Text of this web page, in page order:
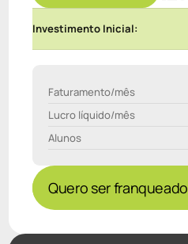
Investimento Inicial:
Faturamento/mês
Lucro líquido/mês
Alunos
Quero ser franqueado